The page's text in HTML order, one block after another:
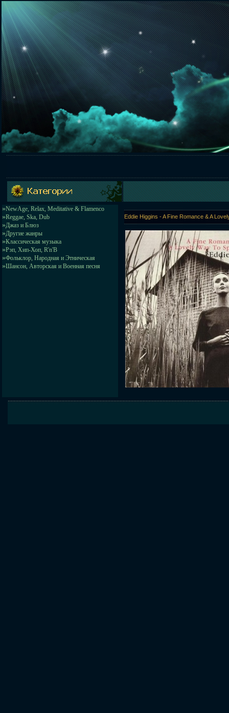
»NewAge, Relax, Meditative & Flamenco
»Reggae, Ska, Dub
»Джаз и Блюз
»Другие жанры
»Классическая музыка
»Рэп, Хип-Хоп, R'n'B
»Фольклор, Народная и Этническая
»Шансон, Авторская и Военная песня
Eddie Higgins - A Fine Romance & A